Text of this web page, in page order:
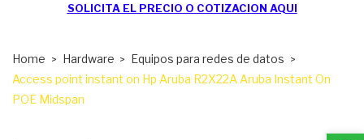
SOLICITA EL PRECIO O COTIZACION AQUI
Home Hardware
Equipos para redes de datos
Access point instant on Hp Aruba R2X22A Aruba Instant On
POE Midspan